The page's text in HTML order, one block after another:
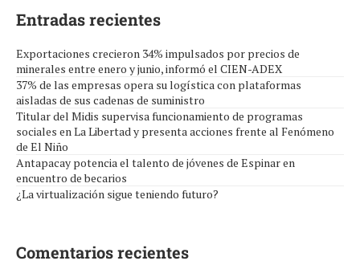
Entradas recientes
Exportaciones crecieron 34% impulsados por precios de
minerales entre enero y junio, informó el CIEN-ADEX
37% de las empresas opera su logística con plataformas
aisladas de sus cadenas de suministro
Titular del Midis supervisa funcionamiento de programas
sociales en La Libertad y presenta acciones frente al Fenómeno
de El Niño
Antapacay potencia el talento de jóvenes de Espinar en
encuentro de becarios
¿La virtualización sigue teniendo futuro?
Comentarios recientes